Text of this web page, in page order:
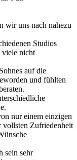
wir uns nach nahezu
Studios
viele nicht
auf die
und fühlten
nur einem einzigen
vollsten Zufriedenheit
sein sehr